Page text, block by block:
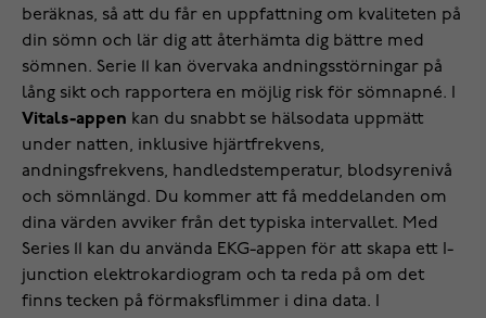
beräknas, så att du får en uppfattning om kvaliteten på
din sömn och lär dig att återhämta dig bättre med
sömnen. Serie 11 kan övervaka andningsstörningar på
lång sikt och rapportera en möjlig risk för sömnapné. I
Vitals-appen kan du snabbt se hälsodata uppmätt
under natten, inklusive hjärtfrekvens,
andningsfrekvens, handledstemperatur, blodsyrenivå
och sömnlängd. Du kommer att få meddelanden om
dina värden avviker från det typiska intervallet. Med
Series 11 kan du använda EKG-appen för att skapa ett I-
junction elektrokardiogram och ta reda på om det
finns tecken på förmaksflimmer i dina data. I